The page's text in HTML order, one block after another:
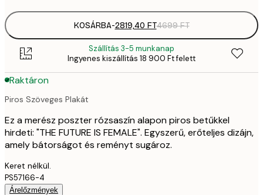
KOSÁRBA-2819,40 FT4699 FT
Szállítás 3-5 munkanap
Ingyenes kiszállítás 18 900 Ft felett
Raktáron
Piros Szöveges Plakát
Ez a merész poszter rózsaszín alapon piros betűkkel
hirdeti: "THE FUTURE IS FEMALE". Egyszerű, erőteljes dizájn,
amely bátorságot és reményt sugároz.
Keret nélkül.
PS57166-4
Árelőzmények